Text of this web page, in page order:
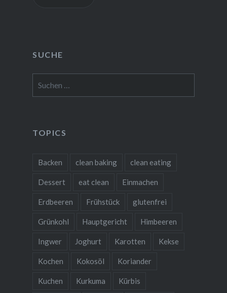
SUCHE
nach:
TOPICS
Backen clean baking clean eating
Dessert eat clean Einmachen
Erdbeeren Frühstück glutenfrei
Grünkohl Hauptgericht Himbeeren
Ingwer Joghurt Karotten Kekse
Kochen Kokosöl Koriander
Kuchen Kurkuma Kürbis